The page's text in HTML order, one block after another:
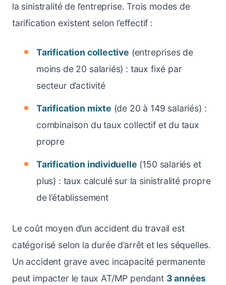
la sinistralité de l’entreprise. Trois modes de
tarification existent selon l’effectif :
Tarification collective (entreprises de
moins de 20 salariés) : taux fixé par
secteur d’activité
Tarification mixte (de 20 à 149 salariés) :
combinaison du taux collectif et du taux
propre
Tarification individuelle (150 salariés et
plus) : taux calculé sur la sinistralité propre
de l’établissement
Le coût moyen d’un accident du travail est
catégorisé selon la durée d’arrêt et les séquelles.
Un accident grave avec incapacité permanente
peut impacter le taux AT/MP pendant 3 années